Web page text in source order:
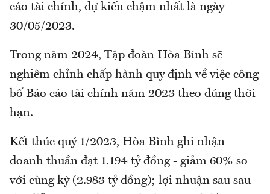
cáo tài chính, dự kiến chậm nhất là ngày
30/05/2023.
Trong năm 2024, Tập đoàn Hòa Bình sẽ
nghiêm chỉnh chấp hành quy định về việc công
bố Báo cáo tài chính năm 2023 theo đúng thời
hạn.
Kết thúc quý 1/2023, Hòa Bình ghi nhận
doanh thuần đạt 1.194 tỷ đồng - giảm 60% so
với cùng kỳ (2.983 tỷ đồng); lợi nhuận sau sau